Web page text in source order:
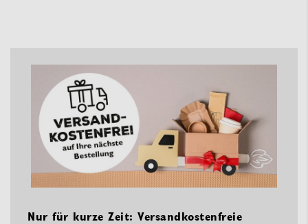
Nur für kurze Zeit: Versandkostenfreie